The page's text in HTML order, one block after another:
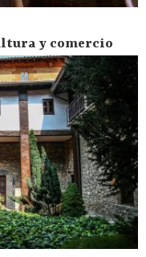
y comercio